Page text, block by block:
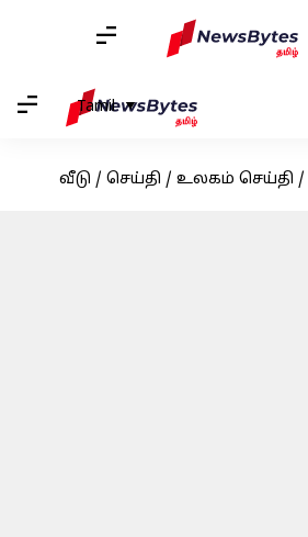
Tamil
வீடு / செய்தி / உலகம் செய்தி /